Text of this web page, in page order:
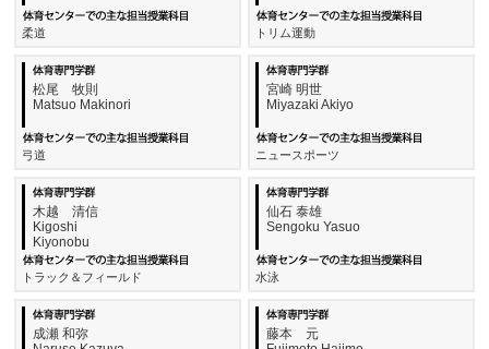
柔道 トリム運動
松尾 牧則
Matsuo Makinori
弓道
宮崎 明世
Miyazaki Akiyo
ニュースポーツ
木越 清信
Kigoshi
Kiyonobu
トラック＆フィールド
仙石 泰雄
Sengoku Yasuo
水泳
成瀬 和弥
藤本 元